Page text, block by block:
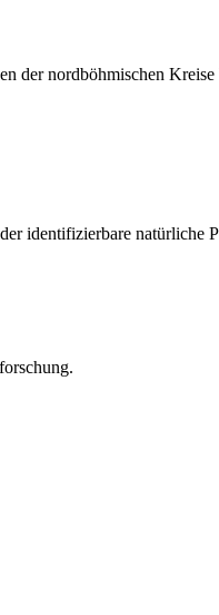
der nordböhmischen
identifizierbare natürliche